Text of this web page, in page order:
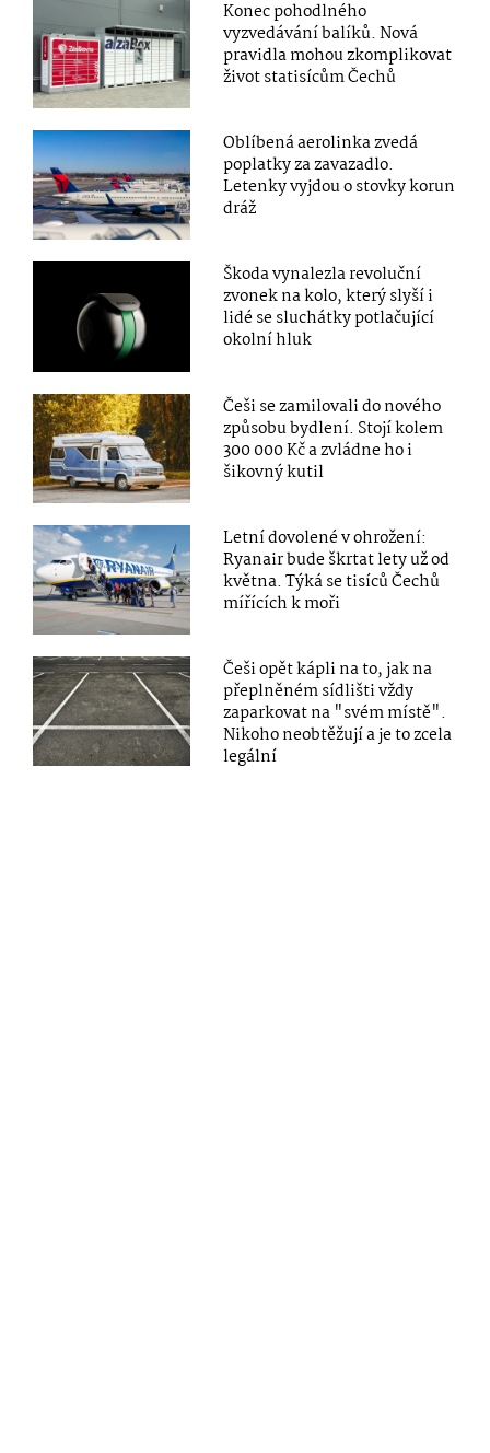
Konec pohodlného
vyzvedávání balíků. Nová
pravidla mohou zkomplikovat
život statisícům Čechů
Oblíbená aerolinka zvedá
poplatky za zavazadlo.
Letenky vyjdou o stovky korun
dráž
Škoda vynalezla revoluční
zvonek na kolo, který slyší i
lidé se sluchátky potlačující
okolní hluk
Češi se zamilovali do nového
způsobu bydlení. Stojí kolem
300 000 Kč a zvládne ho i
šikovný kutil
Letní dovolené v ohrožení:
Ryanair bude škrtat lety už od
května. Týká se tisíců Čechů
mířících k moři
Češi opět kápli na to, jak na
přeplněném sídlišti vždy
zaparkovat na "svém místě".
Nikoho neobtěžují a je to zcela
legální